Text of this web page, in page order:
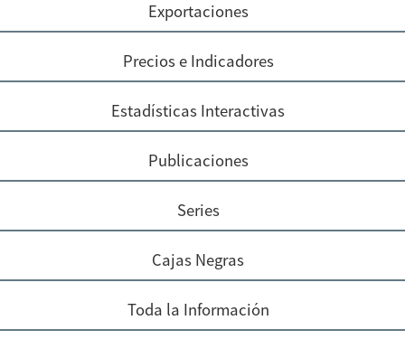
Exportaciones
Precios e Indicadores
Estadísticas Interactivas
Publicaciones
Series
Cajas Negras
Toda la Información